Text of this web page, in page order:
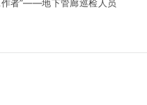
作者”——地下管廊巡检人员